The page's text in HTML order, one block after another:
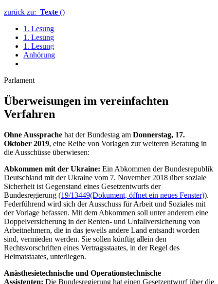
zurück zu: Texte ()
1. Lesung
1. Lesung
1. Lesung
Anhörung
Parlament
Überweisungen im vereinfachten
Verfahren
Ohne Aussprache hat der Bundestag am Donnerstag, 17.
Oktober 2019, eine Reihe von Vorlagen zur weiteren Beratung in
die Ausschüsse überwiesen:
Abkommen mit der Ukraine: Ein Abkommen der Bundesrepublik
Deutschland mit der Ukraine vom 7. November 2018 über soziale
Sicherheit ist Gegenstand eines Gesetzentwurfs der
Bundesregierung (19/13449(Dokument, öffnet ein neues Fenster)).
Federführend wird sich der Ausschuss für Arbeit und Soziales mit
der Vorlage befassen. Mit dem Abkommen soll unter anderem eine
Doppelversicherung in der Renten- und Unfallversicherung von
Arbeitnehmern, die in das jeweils andere Land entsandt worden
sind, vermieden werden. Sie sollen künftig allein den
Rechtsvorschriften eines Vertragsstaates, in der Regel des
Heimatstaates, unterliegen.
Anästhesietechnische und Operationstechnische
Assistenten: Die Bundesregierung hat einen Gesetzentwurf über die